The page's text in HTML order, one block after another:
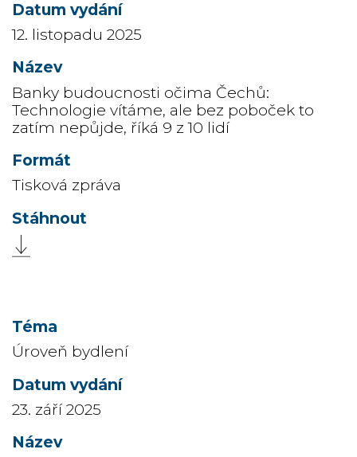
12. listopadu 2025
Banky budoucnosti očima Čechů:
Technologie vítáme, ale bez poboček to
zatím nepůjde, říká 9 z 10 lidí
Tisková zpráva
Úroveň bydlení
23. září 2025